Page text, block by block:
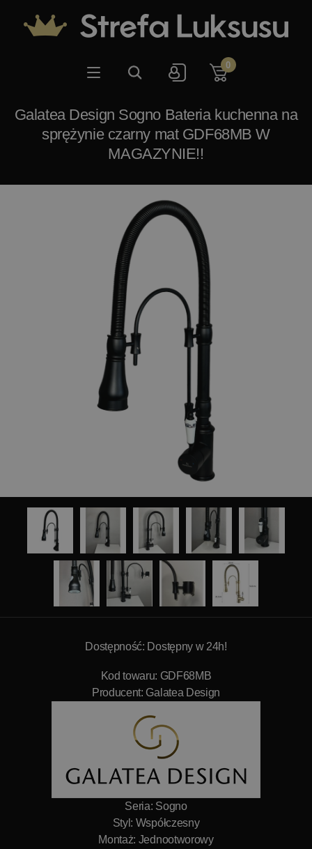
0
Galatea Design Sogno Bateria kuchenna na
sprężynie czarny mat GDF68MB W
MAGAZYNIE!!
Dostępność: Dostępny w 24h!
Kod towaru: GDF68MB
Producent: Galatea Design
Seria: Sogno
Styl: Współczesny
Montaż: Jednootworowy